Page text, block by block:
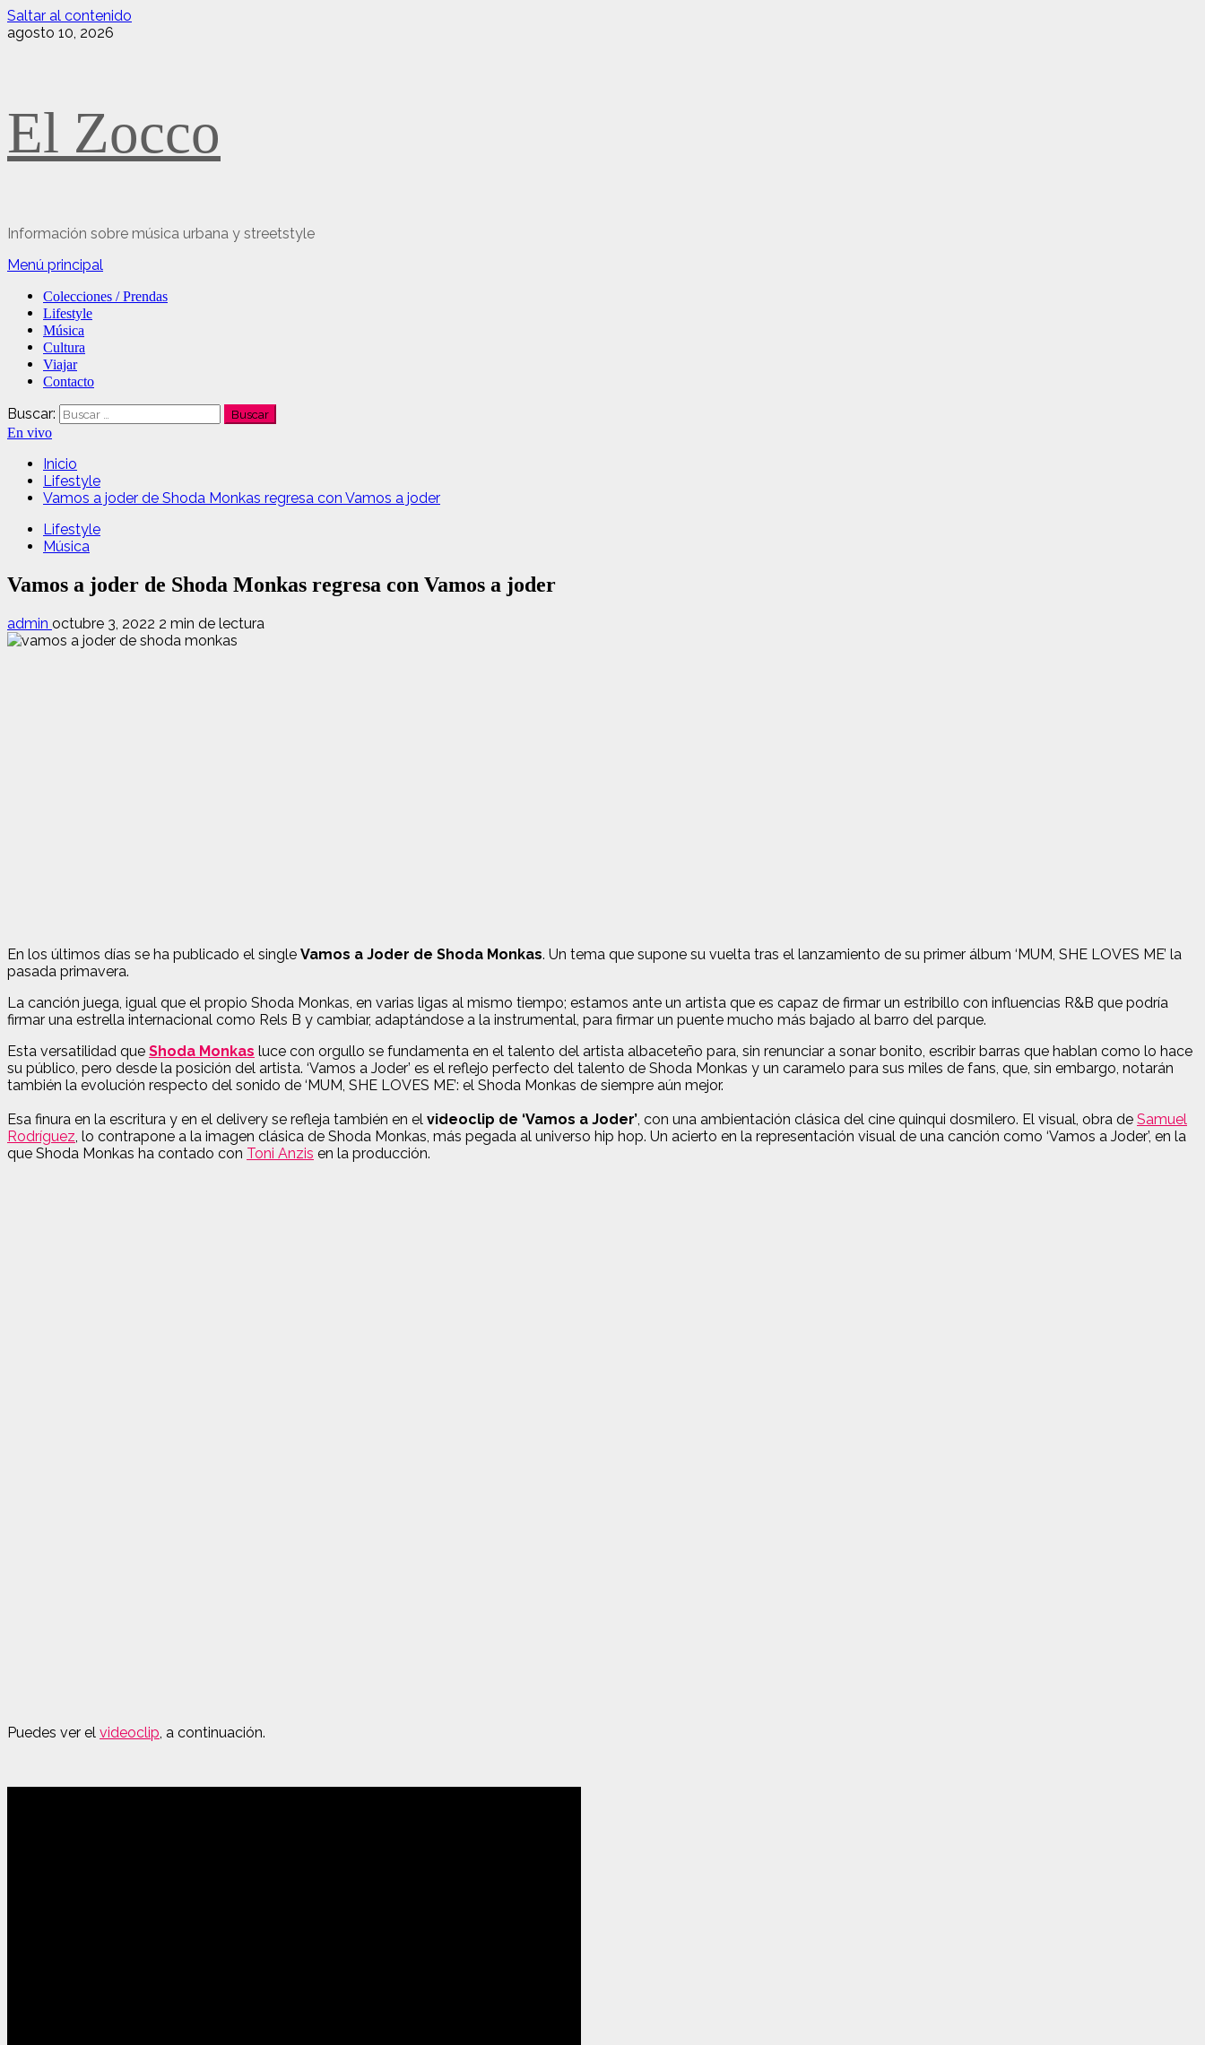
Saltar al contenido
agosto 10, 2026
El Zocco
Información sobre música urbana y streetstyle
Menú principal
Colecciones / Prendas
Lifestyle
Música
Cultura
Viajar
Contacto
Buscar:
En vivo
Inicio
Lifestyle
Vamos a joder de Shoda Monkas regresa con Vamos a joder
Lifestyle
Música
Vamos a joder de Shoda Monkas regresa con Vamos a joder
admin octubre 3, 2022 2 min de lectura
En los últimos días se ha publicado el single Vamos a Joder de Shoda Monkas. Un tema que supone su vuelta tras el lanzamiento de su primer álbum ‘MUM, SHE LOVES ME’ la
pasada primavera.
La canción juega, igual que el propio Shoda Monkas, en varias ligas al mismo tiempo; estamos ante un artista que es capaz de firmar un estribillo con influencias R&B que podría
firmar una estrella internacional como Rels B y cambiar, adaptándose a la instrumental, para firmar un puente mucho más bajado al barro del parque.
Esta versatilidad que Shoda Monkas luce con orgullo se fundamenta en el talento del artista albaceteño para, sin renunciar a sonar bonito, escribir barras que hablan como lo hace
su público, pero desde la posición del artista. ‘Vamos a Joder’ es el reflejo perfecto del talento de Shoda Monkas y un caramelo para sus miles de fans, que, sin embargo, notarán
también la evolución respecto del sonido de ‘MUM, SHE LOVES ME’: el Shoda Monkas de siempre aún mejor.
Esa finura en la escritura y en el delivery se refleja también en el videoclip de ‘Vamos a Joder’, con una ambientación clásica del cine quinqui dosmilero. El visual, obra de Samuel
Rodríguez, lo contrapone a la imagen clásica de Shoda Monkas, más pegada al universo hip hop. Un acierto en la representación visual de una canción como ‘Vamos a Joder’, en la
que Shoda Monkas ha contado con Toni Anzis en la producción.
Puedes ver el videoclip, a continuación.